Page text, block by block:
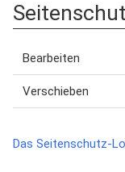
Bearbeiten
Verschieben
Das Seitenschutz-